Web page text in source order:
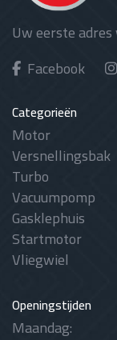
Uw eerste
Facebook
Categorieën
Motor
Versnellingsbak
Turbo
Vacuumpomp
Gasklephuis
Startmotor
Vliegwiel
Openingstijden
Maandag: